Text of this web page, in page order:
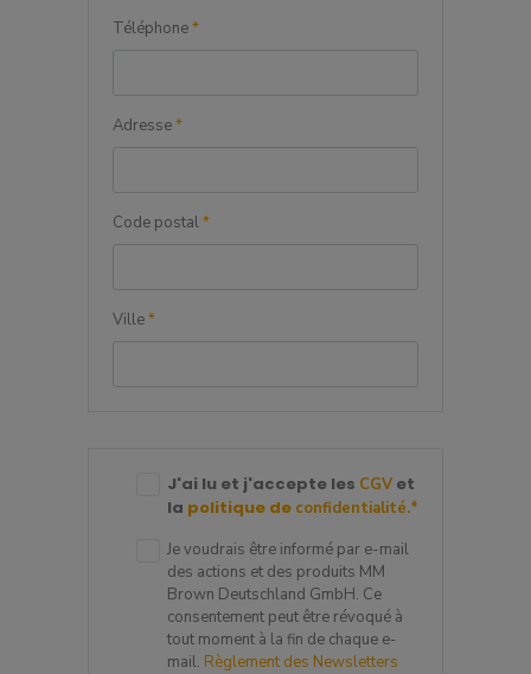
Téléphone*
Adresse*
Code postal*
Ville*
J'ai lu et j'accepte les CGVet
la politique de confidentialité.*
Je voudrais être informé par e-mail
des actions et des produits MM
Brown Deutschland GmbH. Ce
consentement peut être révoqué à
tout moment à la fin de chaque e-
mail. Règlement des Newsletters